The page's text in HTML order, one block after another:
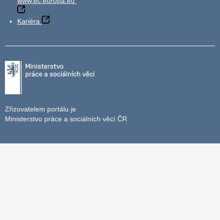
Kariéra
Zřizovatelem portálu je
Ministerstvo práce a sociálních věcí ČR